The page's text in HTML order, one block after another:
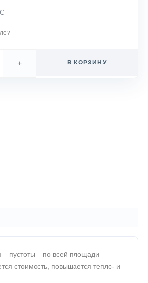
+ В КОРЗИНУ
– пустоты – по всей площади
стоимость, повышается тепло- и